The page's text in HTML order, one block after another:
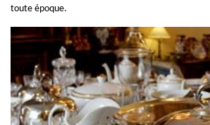
toute époque.